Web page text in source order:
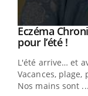
Youtube
Eczéma
pour l’été !
L'été arrive… et
Vacances,
Nos mains sont ...